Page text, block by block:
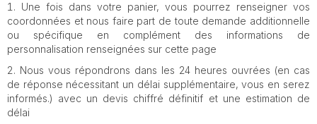
Une fois dans votre panier, vous pourrez renseigner vos
coordonnées et nous faire part de toute demande additionnelle
ou spécifique en complément des informations de
personnalisation renseignées sur cette page
Nous vous répondrons dans les 24 heures ouvrées (en cas
de réponse nécessitant un délai supplémentaire, vous en serez
informés.) avec un devis chiffré définitif et une estimation de
délai